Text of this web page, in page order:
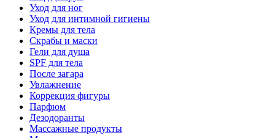
Уход для ног
Уход для интимной гигиены
Кремы для тела
Скрабы и маски
Гели для душа
SPF для тела
После загара
Увлажнение
Коррекция фигуры
Парфюм
Дезодоранты
Массажные продукты